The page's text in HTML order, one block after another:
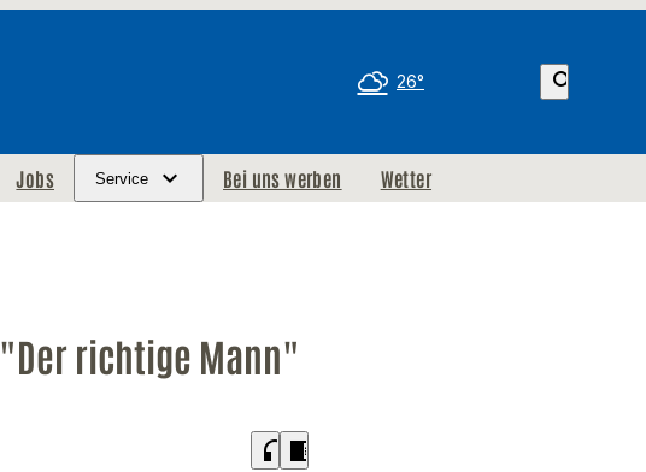
26° search
Jobs Service Bei uns werben Wetter
richtige Mann"
headphones chrome_reader_mode